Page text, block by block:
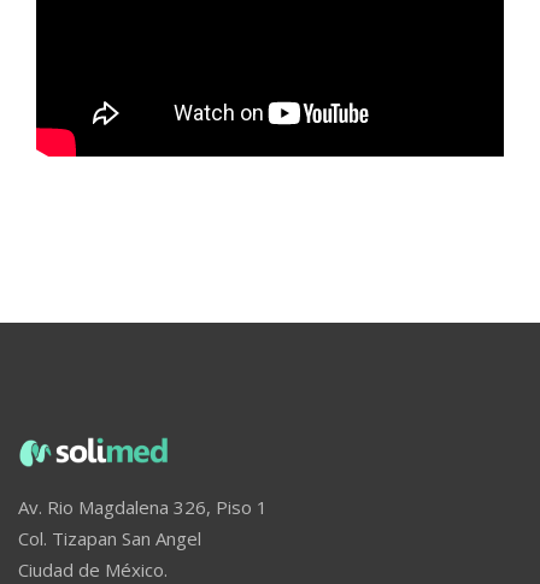
Av. Rio Magdalena 326, Piso 1
Col. Tizapan San Angel
Ciudad de México.